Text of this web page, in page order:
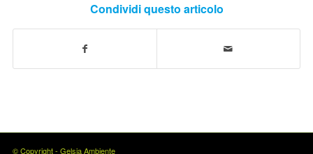
Condividi questo articolo
© Copyright - Gelsia Ambiente